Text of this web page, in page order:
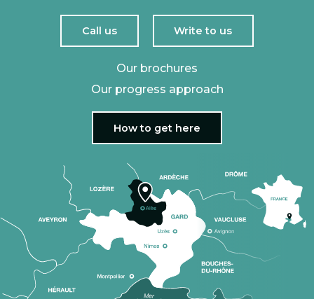
Call us Write to us
Our brochures
Our progress approach
How to get here